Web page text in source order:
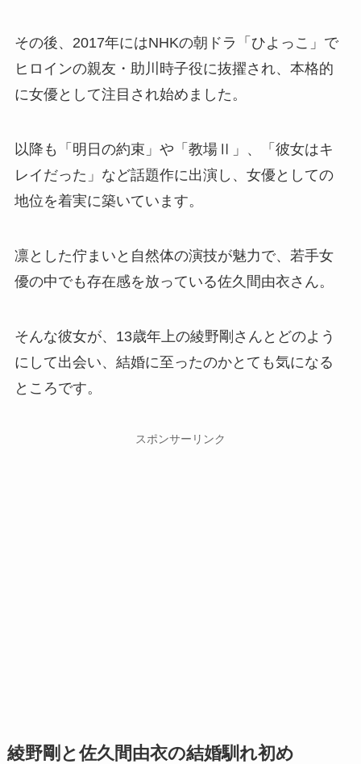
その後、2017年にはNHKの朝ドラ「ひよっこ」で
ヒロインの親友・助川時子役に抜擢され、本格的
に女優として注目され始めました。
以降も「明日の約束」や「教場Ⅱ」、「彼女はキ
レイだった」など話題作に出演し、女優としての
地位を着実に築いています。
凛とした佇まいと自然体の演技が魅力で、若手女
優の中でも存在感を放っている佐久間由衣さん。
そんな彼女が、13歳年上の綾野剛さんとどのよう
にして出会い、結婚に至ったのかとても気になる
ところです。
スポンサーリンク
綾野剛と佐久間由衣の結婚馴れ初め